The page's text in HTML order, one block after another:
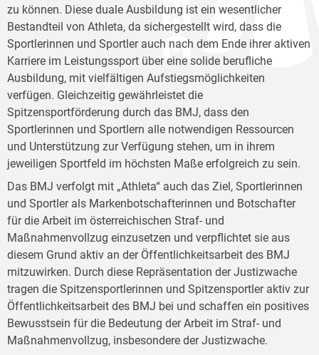
zu können. Diese duale Ausbildung ist ein wesentlicher
Bestandteil von Athleta, da sichergestellt wird, dass die
Sportlerinnen und Sportler auch nach dem Ende ihrer aktiven
Karriere im Leistungssport über eine solide berufliche
Ausbildung, mit vielfältigen Aufstiegsmöglichkeiten
verfügen. Gleichzeitig gewährleistet die
Spitzensportförderung durch das BMJ, dass den
Sportlerinnen und Sportlern alle notwendigen Ressourcen
und Unterstützung zur Verfügung stehen, um in ihrem
jeweiligen Sportfeld im höchsten Maße erfolgreich zu sein.
Das BMJ verfolgt mit „Athleta“ auch das Ziel, Sportlerinnen
und Sportler als Markenbotschafterinnen und Botschafter
für die Arbeit im österreichischen Straf- und
Maßnahmenvollzug einzusetzen und verpflichtet sie aus
diesem Grund aktiv an der Öffentlichkeitsarbeit des BMJ
mitzuwirken. Durch diese Repräsentation der Justizwache
tragen die Spitzensportlerinnen und Spitzensportler aktiv zur
Öffentlichkeitsarbeit des BMJ bei und schaffen ein positives
Bewusstsein für die Bedeutung der Arbeit im Straf- und
Maßnahmenvollzug, insbesondere der Justizwache.